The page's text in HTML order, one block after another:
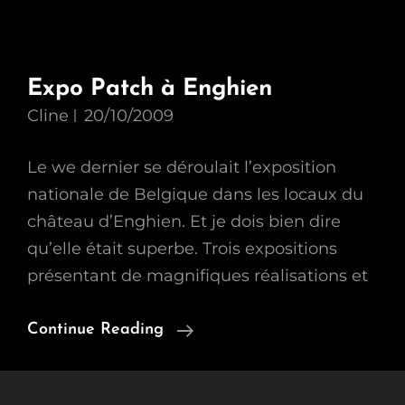
Expo Patch à Enghien
Cline 20/10/2009
Le we dernier se déroulait l’exposition
nationale de Belgique dans les locaux du
château d’Enghien. Et je dois bien dire
qu’elle était superbe. Trois expositions
présentant de magnifiques réalisations et
Continue Reading
Expo